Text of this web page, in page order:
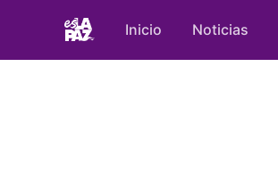
Inicio Noticias